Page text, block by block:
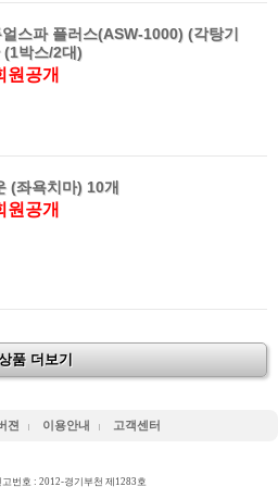
스파 플러스(ASW-1000) (각탕기
(1박스/2대)
원공개
(좌욕치마) 10개
원공개
품 더보기
젼 이용안내 고객센터
번호 : 2012-경기부천 제1283호